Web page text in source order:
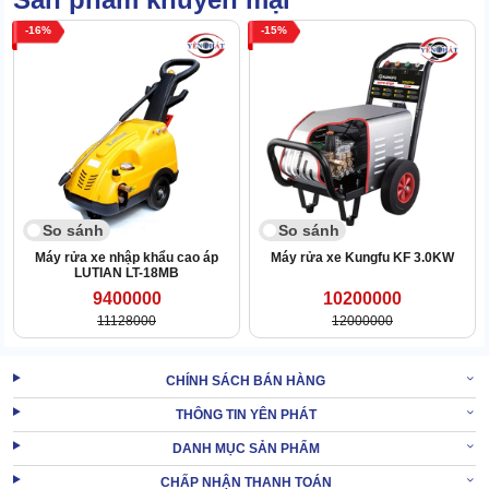
gian nhỏ hẹp.
2.2 Thiết kế tiện dụng, gọn gàng các chi tiết
Máy phun rửa xe Lavor
có thiết kế thông minh, với các chi tiết
được bố trí gọn gàng, khoa học. Mang đến sự thoải mái, tiện dụng
khi vận hành.
Các chi tiết đầu bơm, bệ đỡ được làm từ vật liệu cứng cáp, bền
16
So sánh
Máy rửa xe nhập khẩu cao áp
LUTIAN LT-18MB
9400000
11128000
15
So sánh
Máy rửa xe Kungfu KF 3.0KW
10200000
12000000
CHÍNH SÁCH BÁN HÀNG
THÔNG TIN YÊN PHÁT
DANH MỤC SẢN PHẨM
CHẤP NHẬN THANH TOÁN